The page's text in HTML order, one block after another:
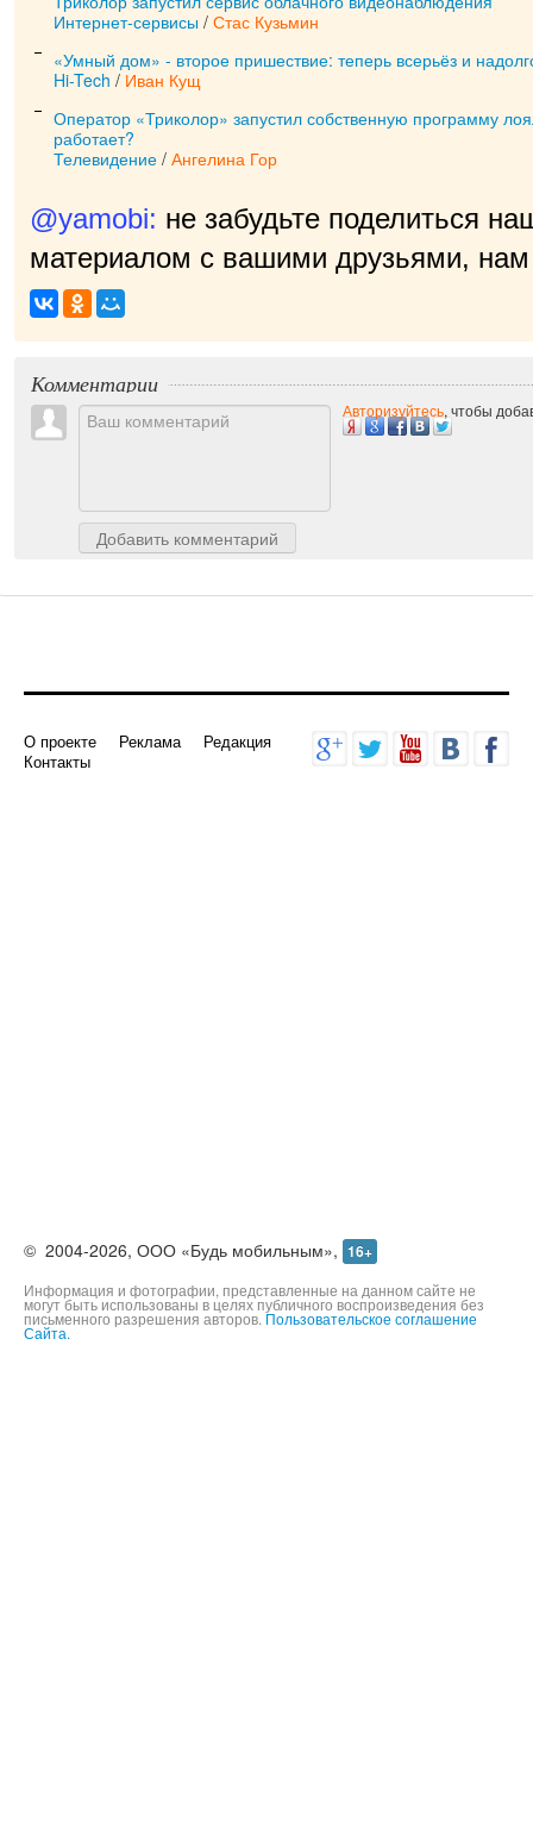
Интернет-сервисы / Стас Кузьмин
«Умный дом» - второе пришествие: теперь всерьёз и
Hi-Tech / Иван Кущ
Оператор «Триколор» запустил собственную программу
работает?
Телевидение / Ангелина Гор
@yamobi: не забудьте поделиться
материалом с вашими друзьями, нам
пр|
Комментарии
©2004-2026,ООО «Будь мобильным», 16+
Информация и фотографии, представленные на данном сайте не
могут быть использованы в целях публичного воспроизведения без